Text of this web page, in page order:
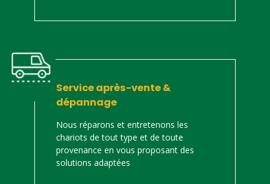
Service après-vente &
dépannage
Nous réparons et entretenons les
chariots de tout type et de toute
provenance en vous proposant des
solutions adaptées